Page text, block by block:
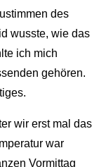
des
wusste, wie das
ich mich
gehören.
wir erst mal das
war
Vormittag